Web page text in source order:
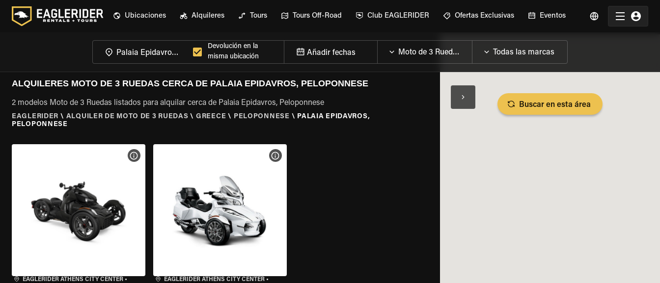
Ubicaciones Alquileres Tours Tours Off-Road Club EAGLERIDER Ofertas Exclusivas Eventos
Devolución en la
misma ubicación
Añadir fechas
ALQUILERES MOTO DE 3 RUEDAS CERCA DE PALAIA EPIDAVROS, PELOPONNESE
2 modelos Moto de 3 Ruedas listados para alquilar cerca de Palaia Epidavros, Peloponnese
EAGLERIDER \ ALQUILER DE MOTO DE 3 RUEDAS \ GREECE \ PELOPONNESE \ PALAIA EPIDAVROS,
PELOPONNESE
EAGLERIDER ATHENS CITY CENTER •
VER ESPECIFICACIONES DE LA MOTO
EAGLERIDER ATHENS CITY CENTER•
VER ESPECIFICACIONES DE LA MOTO
Buscar en esta área